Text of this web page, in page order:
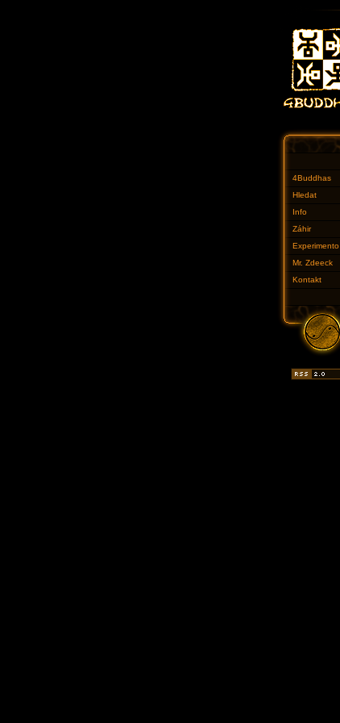
4Buddhas
Hledat
Info
Záhir
Experimento
Mr. Zdeeck
Kontakt